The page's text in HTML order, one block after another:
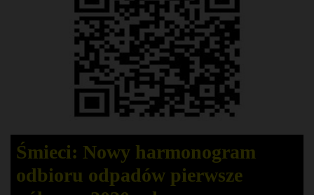
Śmieci: Nowy harmonogram
odbioru odpadów pierwsze